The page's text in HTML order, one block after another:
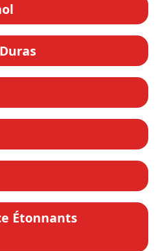
Étonnants